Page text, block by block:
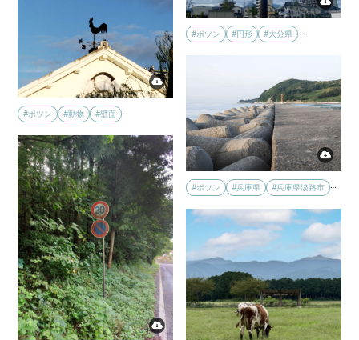
#ポツン #円形 #大分県
#ポツン #動物 #壁面 …
#ポツン #兵庫県 #兵庫県淡路市 …